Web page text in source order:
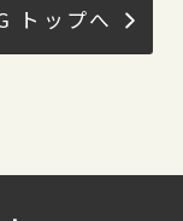
トップへ